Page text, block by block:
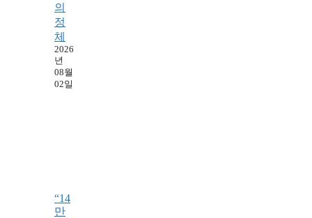
의
정
체
2026
년
08월
02일
“14
만